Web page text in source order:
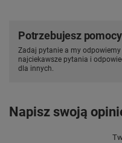
Potrzebujesz
Zadaj pytanie a my odpowiemy
najciekawsze pytania i
dla innych.
Napisz swoją